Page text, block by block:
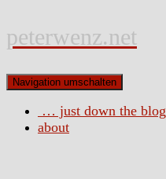
peterwenz.net
Navigation umschalten
… just down the blog
about